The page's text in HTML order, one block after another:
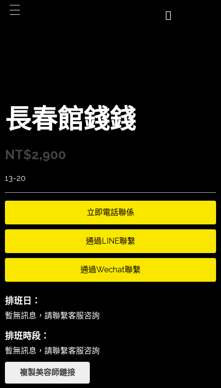
長春館錢錢
NT$2,900
13-20
立即電話聯係
通過LINE聯繫
通過Wechat聯繫
排班日：
暫無訊息，請聯繫客服咨詢
排班時段：
暫無訊息，請聯繫客服咨詢
複製美容師鏈接